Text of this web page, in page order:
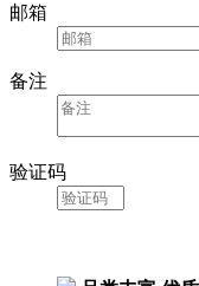
邮箱
备注
验证码